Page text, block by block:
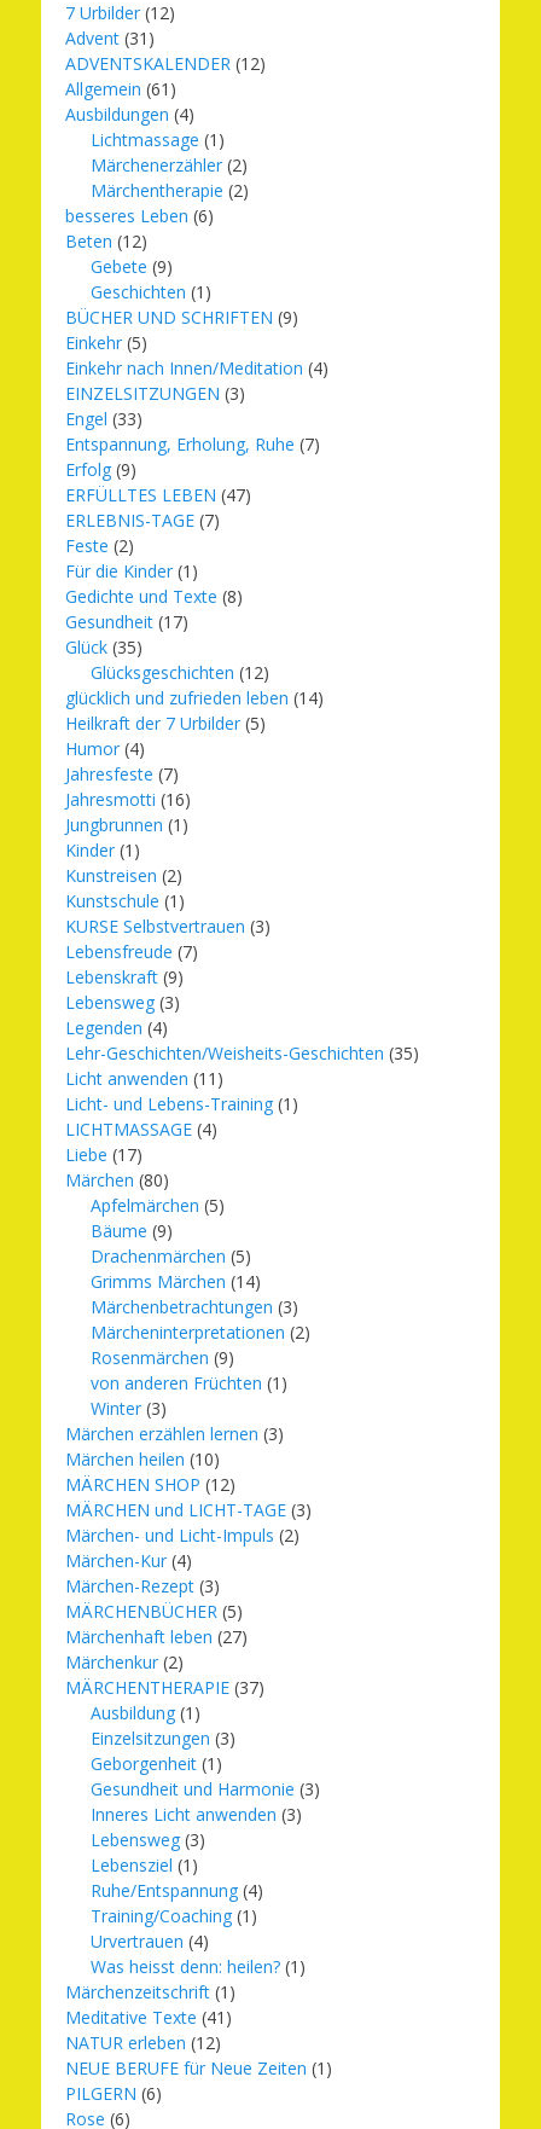
7 Urbilder (12)
Advent (31)
ADVENTSKALENDER (12)
Allgemein (61)
Ausbildungen (4)
Lichtmassage (1)
Märchenerzähler (2)
Märchentherapie (2)
besseres Leben (6)
Beten (12)
Gebete (9)
Geschichten (1)
BÜCHER UND SCHRIFTEN (9)
Einkehr (5)
Einkehr nach Innen/Meditation (4)
EINZELSITZUNGEN (3)
Engel (33)
Entspannung, Erholung, Ruhe (7)
Erfolg (9)
ERFÜLLTES LEBEN (47)
ERLEBNIS-TAGE (7)
Feste (2)
Für die Kinder (1)
Gedichte und Texte (8)
Gesundheit (17)
Glück (35)
Glücksgeschichten (12)
glücklich und zufrieden leben (14)
Heilkraft der 7 Urbilder (5)
Humor (4)
Jahresfeste (7)
Jahresmotti (16)
Jungbrunnen (1)
Kinder (1)
Kunstreisen (2)
Kunstschule (1)
KURSE Selbstvertrauen (3)
Lebensfreude (7)
Lebenskraft (9)
Lebensweg (3)
Legenden (4)
Lehr-Geschichten/Weisheits-Geschichten (35)
Licht anwenden (11)
Licht- und Lebens-Training (1)
LICHTMASSAGE (4)
Liebe (17)
Märchen (80)
Apfelmärchen (5)
Bäume (9)
Drachenmärchen (5)
Grimms Märchen (14)
Märchenbetrachtungen (3)
Märcheninterpretationen (2)
Rosenmärchen (9)
von anderen Früchten (1)
Winter (3)
Märchen erzählen lernen (3)
Märchen heilen (10)
MÄRCHEN SHOP (12)
MÄRCHEN und LICHT-TAGE (3)
Märchen- und Licht-Impuls (2)
Märchen-Kur (4)
Märchen-Rezept (3)
MÄRCHENBÜCHER (5)
Märchenhaft leben (27)
Märchenkur (2)
MÄRCHENTHERAPIE (37)
Ausbildung (1)
Einzelsitzungen (3)
Geborgenheit (1)
Gesundheit und Harmonie (3)
Inneres Licht anwenden (3)
Lebensweg (3)
Lebensziel (1)
Ruhe/Entspannung (4)
Training/Coaching (1)
Urvertrauen (4)
Was heisst denn: heilen? (1)
Märchenzeitschrift (1)
Meditative Texte (41)
NATUR erleben (12)
NEUE BERUFE für Neue Zeiten (1)
PILGERN (6)
Rose (6)